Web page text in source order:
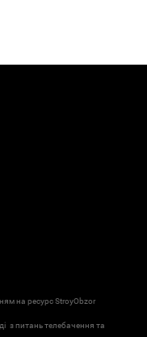
на ресурс StroyObzor
з питань телебачення та